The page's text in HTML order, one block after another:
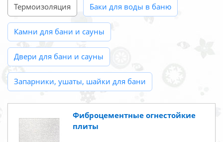
Термоизоляция Баки для воды в баню
Камни для бани и сауны
Двери для бани и сауны
Запарники, ушаты, шайки для бани
Фиброцементные огнестойкие
плиты